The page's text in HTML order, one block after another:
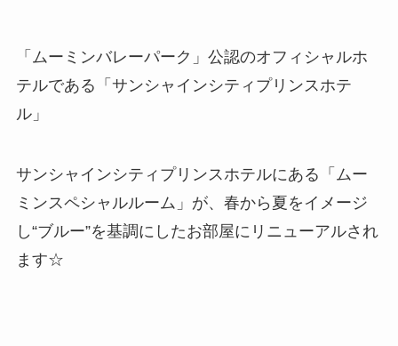
「ムーミンバレーパーク」公認のオフィシャルホ
テルである「サンシャインシティプリンスホテ
ル」
サンシャインシティプリンスホテルにある「ムー
ミンスペシャルルーム」が、春から夏をイメージ
し“ブルー”を基調にしたお部屋にリニューアルされ
ます☆